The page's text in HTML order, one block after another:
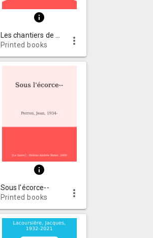
info
Printed books
more_vert
info
Sous l'écorce--
Printed books
more_vert